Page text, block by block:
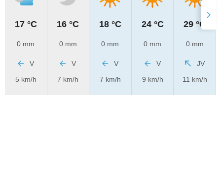
17 °C
0 mm
V
5 km/h
16 °C
0 mm
V
7 km/h
18 °C
0 mm
V
7 km/h
24 °C
0 mm
V
9 km/h
29 °C
0 mm
JV
11 km/h